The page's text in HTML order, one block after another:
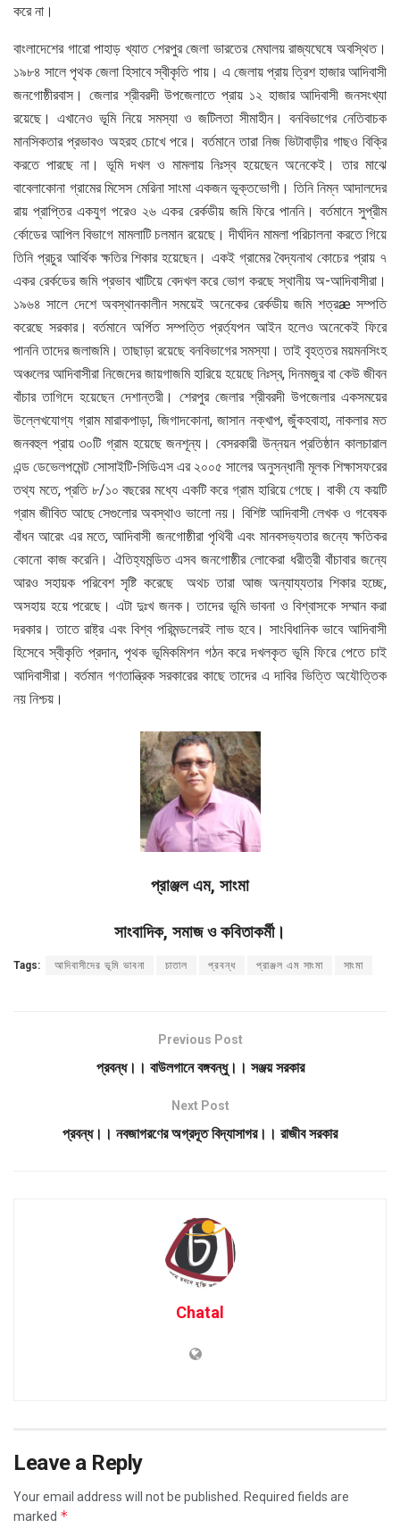
করে না।
বাংলাদেশের গারো পাহাড় খ্যাত শেরপুর জেলা ভারতের মেঘালয় রাজ্যঘেষে অবস্থিত।
১৯৮৪ সালে পৃথক জেলা হিসাবে স্বীকৃতি পায়। এ জেলায় প্রায় ত্রিশ হাজার আদিবাসী
জনগোষ্ঠীরবাস। জেলার শ্রীবরদী উপজেলাতে প্রায় ১২ হাজার আদিবাসী জনসংখ্যা
রয়েছে। এখানেও ভূমি নিয়ে সমস্যা ও জটিলতা সীমাহীন। বনবিভাগের নেতিবাচক
মানসিকতার প্রভাবও অহরহ চোখে পরে। বর্তমানে তারা নিজ ভিটাবাড়ীর গাছও বিক্রি
করতে পারছে না। ভূমি দখল ও মামলায় নিঃস্ব হয়েছেন অনেকেই। তার মাঝে
বাবেলাকোনা গ্রামের মিসেস মেরিনা সাংমা একজন ভূক্তভোগী। তিনি নিম্ন আদালদের
রায় প্রাপ্তির একযুগ পরেও ২৬ একর রের্কডীয় জমি ফিরে পাননি। বর্তমানে সুপ্রীম
র্কোডের আপিল বিভাগে মামলাটি চলমান রয়েছে। দীর্ঘদিন মামলা পরিচালনা করতে গিয়ে
তিনি প্রচুর আর্থিক ক্ষতির শিকার হয়েছেন। একই গ্রামের বৈদ্যনাথ কোচের প্রায় ৭
একর রের্কডের জমি প্রভাব খাটিয়ে বেদখল করে ভোগ করছে স্থানীয় অ-আদিবাসীরা।
১৯৬৪ সালে দেশে অবস্থানকালীন সময়েই অনেকের রের্কডীয় জমি শত্রæ সম্পতি
করেছে সরকার। বর্তমানে অর্পিত সম্পত্তি প্রর্ত্যপন আইন হলেও অনেকেই ফিরে
পাননি তাদের জলাজমি। তাছাড়া রয়েছে বনবিভাগের সমস্যা। তাই বৃহত্তর ময়মনসিংহ
অঞ্চলের আদিবাসীরা নিজেদের জায়গাজমি হারিয়ে হয়েছে নিঃস্ব, দিনমজুর বা কেউ জীবন
বাঁচার তাগিদে হয়েছেন দেশান্তরী। শেরপুর জেলার শ্রীবরদী উপজেলার একসময়ের
উল্লেখযোগ্য গ্রাম মারাকপাড়া, জিগাদকোনা, জাসান নক্খাপ, জুঁকহবাহা, নাকলার মত
জনবহুল প্রায় ৩০টি গ্রাম হয়েছে জনশূন্য। বেসরকারী উন্নয়ন প্রতিষ্ঠান কালচারাল
এন্ড ডেভেলপমেন্ট সোসাইটি-সিডিএস এর ২০০৫ সালের অনুসন্ধানী মূলক শিক্ষাসফরের
তথ্য মতে, প্রতি ৮/১০ বছরের মধ্যে একটি করে গ্রাম হারিয়ে গেছে। বাকী যে কয়টি
গ্রাম জীবিত আছে সেগুলোর অবস্থাও ভালো নয়। বিশিষ্ট আদিবাসী লেখক ও গবেষক
বাঁধন আরেং এর মতে, আদিবাসী জনগোষ্ঠীরা পৃথিবী এবং মানবসভ্যতার জন্যে ক্ষতিকর
কোনো কাজ করেনি। ঐতিহ্যমন্ডিত এসব জনগোষ্ঠীর লোকেরা ধরীত্রী বাঁচাবার জন্যে
আরও সহায়ক পরিবেশ সৃষ্টি করেছে অথচ তারা আজ অন্যায্যতার শিকার হচ্ছে,
অসহায় হয়ে পরেছে। এটা দুঃখ জনক। তাদের ভূমি ভাবনা ও বিশ্বাসকে সম্মান করা
দরকার। তাতে রাষ্ট্র এবং বিশ্ব পরিমন্ডলেরই লাভ হবে। সাংবিধানিক ভাবে আদিবাসী
হিসেবে স্বীকৃতি প্রদান, পৃথক ভূমিকমিশন গঠন করে দখলকৃত ভূমি ফিরে পেতে চাই
আদিবাসীরা। বর্তমান গণতান্ত্রিক সরকারের কাছে তাদের এ দাবির ভিত্তি অযৌত্তিক
নয় নিশ্চয়।
প্রাঞ্জল এম, সাংমা
সাংবাদিক, সমাজ ও কবিতাকর্মী।
Tags: আদিবাসীদের ভূমি ভাবনা চাতাল প্রবন্ধ প্রাঞ্জল এম সাংমা সাংমা
Previous Post
প্রবন্ধ।। বাউলগানে বঙ্গবন্ধু।। সঞ্জয় সরকার
Next Post
প্রবন্ধ।। নবজাগরণের অগ্রদূত বিদ্যাসাগর।। রাজীব সরকার
Chatal
Leave a Reply
Your email address will not be published.
Required fields are
marked *